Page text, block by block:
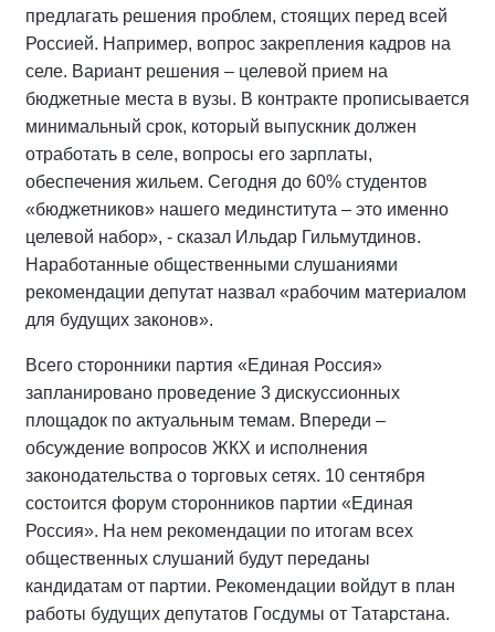
предлагать решения проблем, стоящих перед всей
Россией. Например, вопрос закрепления кадров на
селе. Вариант решения – целевой прием на
бюджетные места в вузы. В контракте прописывается
минимальный срок, который выпускник должен
отработать в селе, вопросы его зарплаты,
обеспечения жильем. Сегодня до 60% студентов
«бюджетников» нашего мединститута – это именно
целевой набор», - сказал Ильдар Гильмутдинов.
Наработанные общественными слушаниями
рекомендации депутат назвал «рабочим материалом
для будущих законов».
Всего сторонники партия «Единая Россия»
запланировано проведение 3 дискуссионных
площадок по актуальным темам. Впереди –
обсуждение вопросов ЖКХ и исполнения
законодательства о торговых сетях. 10 сентября
состоится форум сторонников партии «Единая
Россия». На нем рекомендации по итогам всех
общественных слушаний будут переданы
кандидатам от партии. Рекомендации войдут в план
работы будущих депутатов Госдумы от Татарстана.